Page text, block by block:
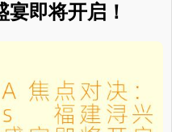
即将开启！